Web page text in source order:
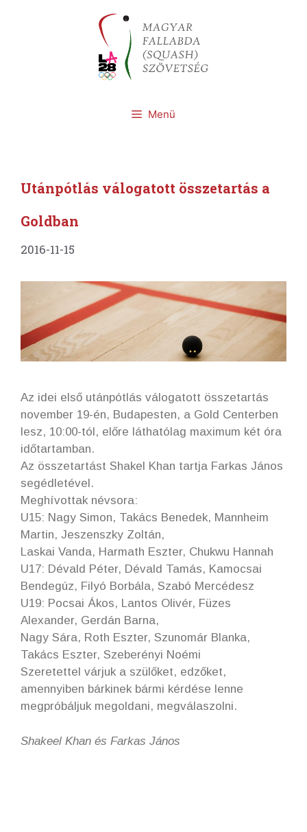
Menü
Utánpótlás válogatott összetartás a
Goldban
2016-11-15
Az idei első utánpótlás válogatott összetartás
november 19-én, Budapesten, a Gold Centerben
lesz, 10:00-tól, előre láthatólag maximum két óra
időtartamban.
Az összetartást Shakel Khan tartja Farkas János
segédletével.
Meghívottak névsora:
U15: Nagy Simon, Takács Benedek, Mannheim
Martin, Jeszenszky Zoltán,
Laskai Vanda, Harmath Eszter, Chukwu Hannah
U17: Dévald Péter, Dévald Tamás, Kamocsai
Bendegúz, Filyó Borbála, Szabó Mercédesz
U19: Pocsai Ákos, Lantos Olivér, Füzes
Alexander, Gerdán Barna,
Nagy Sára, Roth Eszter, Szunomár Blanka,
Takács Eszter, Szeberényi Noémi
Szeretettel várjuk a szülőket, edzőket,
amennyiben bárkinek bármi kérdése lenne
megpróbáljuk megoldani, megválaszolni.
Shakeel Khan és Farkas János